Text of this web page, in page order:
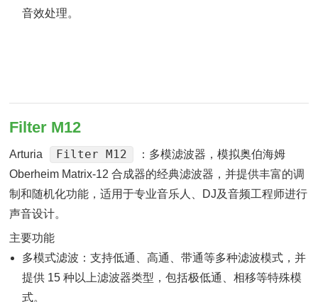
音效处理。
Filter M12
Arturia Filter M12
：多模滤波器，模拟奥伯海姆
Oberheim Matrix-12 合成器的经典滤波器，并提供丰富的调
制和随机化功能，适用于专业音乐人、DJ及音频工程师进行
声音设计。
主要功能
多模式滤波：支持低通、高通、带通等多种滤波模式，并
提供 15 种以上滤波器类型，包括极低通、相移等特殊模
式。